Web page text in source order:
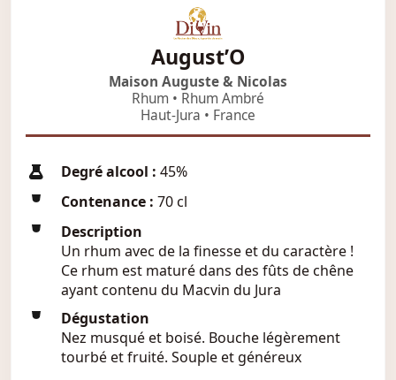
August’O
Maison Auguste & Nicolas
Rhum • Rhum Ambré
Haut-Jura • France
Degré alcool : 45%
Contenance : 70 cl
Description
Un rhum avec de la finesse et du caractère !
Ce rhum est maturé dans des fûts de chêne
ayant contenu du Macvin du Jura
Dégustation
Nez musqué et boisé. Bouche légèrement
tourbé et fruité. Souple et généreux